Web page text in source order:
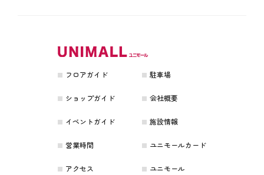
フロアガイド
アクセス
ユニモールカード
ショップガイド
駐車場
ユニモール
イベントガイド
会社概要
営業時間
施設情報